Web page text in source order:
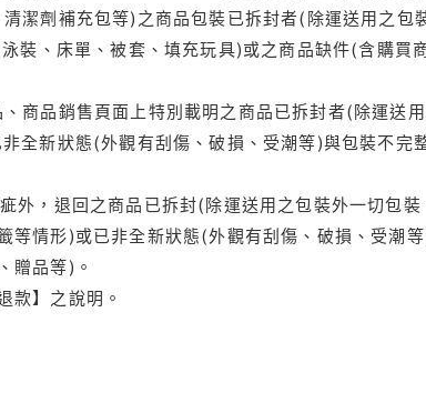
潔劑補充包等)之商品包裝已拆封者(除運送用之包
裝、床單、被套、填充玩具)或之商品缺件(含購買
商品銷售頁面上特別載明之商品已拆封者(除運送
全新狀態(外觀有刮傷、破損、受潮等)與包裝不完
外，退回之商品已拆封(除運送用之包裝外一切包
等情形)或已非全新狀態(外觀有刮傷、破損、受潮
贈品等)。
】之說明。